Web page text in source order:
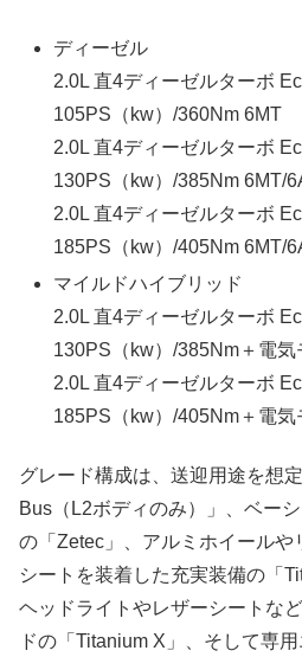
ディーゼル
2.0L 直4ディーゼルターボ
105PS（kw）/360Nm 6MT
2.0L 直4ディーゼルターボ
130PS（kw）/385Nm 6MT/
2.0L 直4ディーゼルターボ
185PS（kw）/405Nm 6MT/
マイルドハイブリッド
2.0L 直4ディーゼルターボ
130PS（kw）/385Nm＋電気
2.0L 直4ディーゼルターボ
185PS（kw）/405Nm＋電気
グレード構成は、送迎用途を想
Bus（L2ボディのみ）」、ベー
の「Zetec」、アルミホイールや
シートを装着した充実装備の「
ヘッドライトやレザーシートな
ドの「Titanium X」、そして専